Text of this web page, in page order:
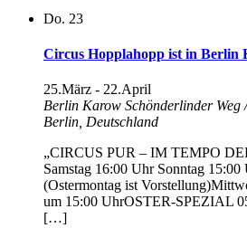
Do. 23
Circus Hopplahopp ist in Berlin
25.März - 22.April
Berlin Karow Schönderlinder Weg
Berlin, Deutschland
„CIRCUS PUR – IM TEMPO
Samstag 16:00 Uhr Sonntag
(Ostermontag ist
um 15:00 UhrOSTER-SPEZIAL
[…]